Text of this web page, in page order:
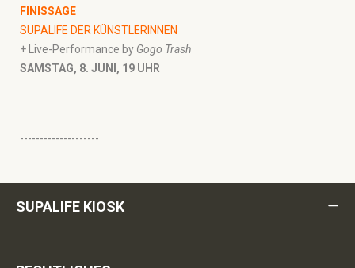
FINISSAGE
SUPALIFE DER KÜNSTLERINNEN
+ Live-Performance by Gogo Trash
SAMSTAG, 8. JUNI, 19 UHR
--------------------
SUPALIFE KIOSK